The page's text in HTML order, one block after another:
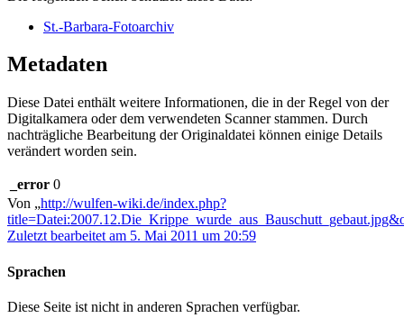
St.-Barbara-Fotoarchiv
Metadaten
Diese Datei enthält weitere Informationen, die in der Regel von der
Digitalkamera oder dem verwendeten Scanner stammen. Durch
nachträgliche Bearbeitung der Originaldatei können einige Details
verändert worden sein.
_error 0
Von „http://wulfen-wiki.de/index.php?
Zuletzt bearbeitet am 5. Mai 2011 um 20:59
Sprachen
Diese Seite ist nicht in anderen Sprachen verfügbar.